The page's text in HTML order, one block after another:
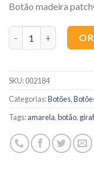
Botão madeira
SKU:002184
Categorias:Botões,
Tags:amarela,botão,